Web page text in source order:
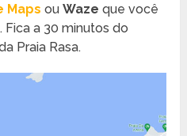
Maps ouWazeque você
a 30 minutos do
Praia Rasa.